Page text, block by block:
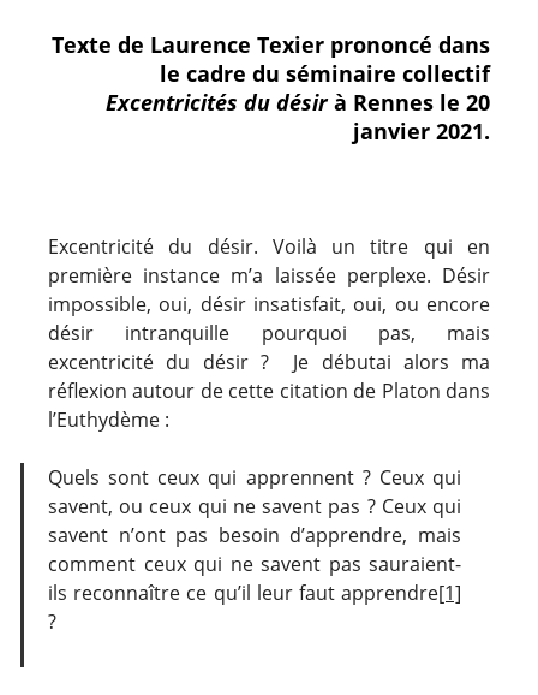
Texte de Laurence Texier prononcé dans
le cadre du séminaire collectif
Excentricités du désirà Rennes le 20
janvier 2021.
Excentricité du désir. Voilà un titre qui en
première instance m’a laissée perplexe. Désir
impossible, oui, désir insatisfait, oui, ou encore
désir intranquille pourquoi pas, mais
excentricité du désir ? Je débutai alors ma
réflexion autour de cette citation de Platon dans
l’Euthydème :
Quels sont ceux qui apprennent ? Ceux qui
savent, ou ceux qui ne savent pas ? Ceux qui
savent n’ont pas besoin d’apprendre, mais
comment ceux qui ne savent pas sauraient-
ils reconnaître ce qu’il leur faut apprendre[1]
?